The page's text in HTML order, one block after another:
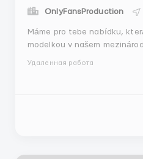
OnlyFansProduction
Máme pro tebe nabídku,
modelkou v našem
vydělávat stabilní příjem z
Удаленная работа